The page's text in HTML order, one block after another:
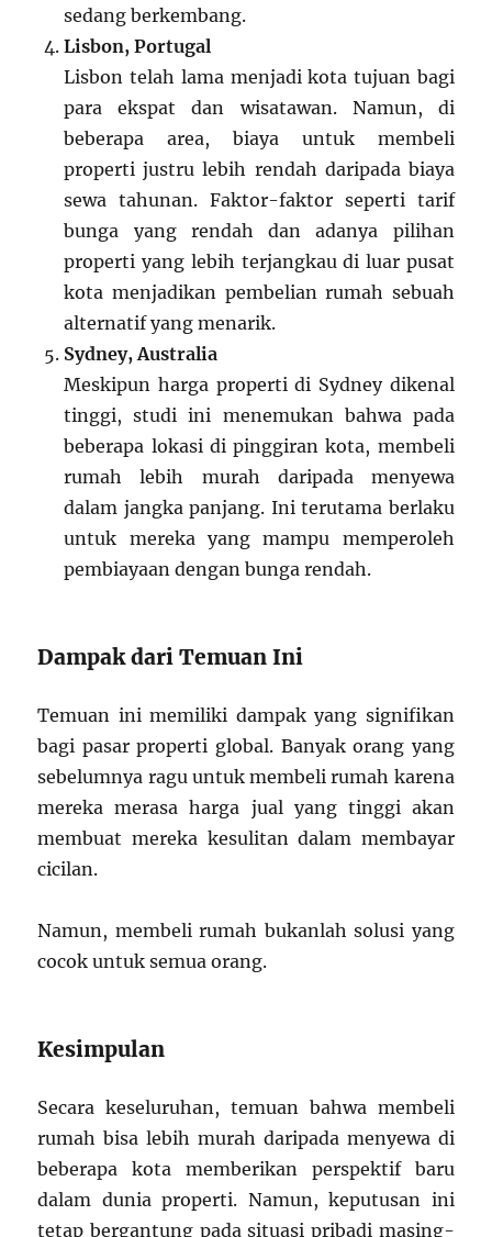
sedang berkembang.
Lisbon, Portugal
Lisbon telah lama menjadi kota tujuan bagi
para ekspat dan wisatawan. Namun, di
beberapa area, biaya untuk membeli
properti justru lebih rendah daripada biaya
sewa tahunan. Faktor-faktor seperti tarif
bunga yang rendah dan adanya pilihan
properti yang lebih terjangkau di luar pusat
kota menjadikan pembelian rumah sebuah
alternatif yang menarik.
Sydney, Australia
Meskipun harga properti di Sydney dikenal
tinggi, studi ini menemukan bahwa pada
beberapa lokasi di pinggiran kota, membeli
rumah lebih murah daripada menyewa
dalam jangka panjang. Ini terutama berlaku
untuk mereka yang mampu memperoleh
pembiayaan dengan bunga rendah.
Dampak dari Temuan Ini
Temuan ini memiliki dampak yang signifikan
bagi pasar properti global. Banyak orang yang
sebelumnya ragu untuk membeli rumah karena
mereka merasa harga jual yang tinggi akan
membuat mereka kesulitan dalam membayar
cicilan.
Namun, membeli rumah bukanlah solusi yang
cocok untuk semua orang.
Kesimpulan
Secara keseluruhan, temuan bahwa membeli
rumah bisa lebih murah daripada menyewa di
beberapa kota memberikan perspektif baru
dalam dunia properti. Namun, keputusan ini
tetap bergantung pada situasi pribadi masing-